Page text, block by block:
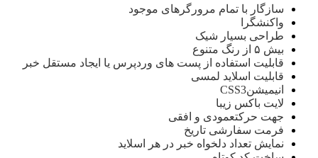
سازگار با تمام مرورگرهای موجود
واکنشگرا
طراحی بسیار شیک
بیش ۵ از رنگ متنوع
قابلیت استفاده از پست های وردپرس یا ایجاد مستقل خبر
قابلیت اسلاید لمسی
انیمیشنCSS3
لایت باکس زیبا
جهت حرکتعمودی و افقی
فرمت سفارشی تاریخ
نمایش تعداد دلخواه خبر در هر اسلاید